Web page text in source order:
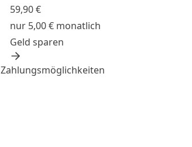
59,90 €
nur 5,00 € monatlich
Geld sparen
Zahlungsmöglichkeiten